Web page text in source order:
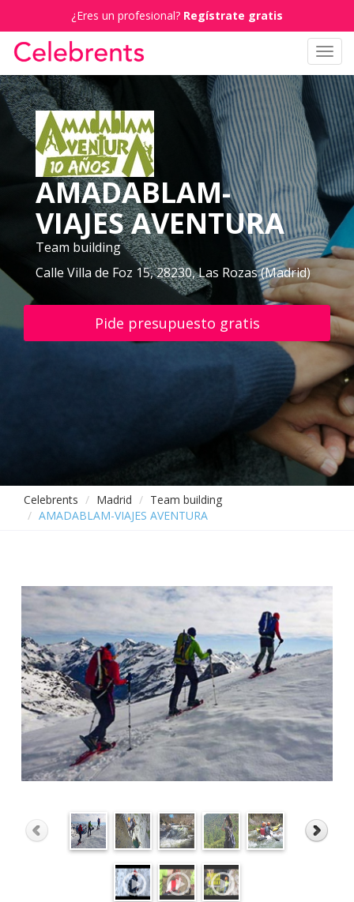
¿Eres un profesional? Regístrate gratis
AMADABLAM-
VIAJES AVENTURA
Team building
Calle Villa de Foz 15, 28230, Las Rozas (Madrid)
Pide presupuesto gratis
Celebrents Madrid
Team building
AMADABLAM-VIAJES AVENTURA